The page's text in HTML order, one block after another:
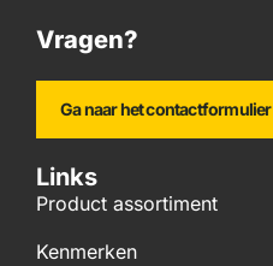
Vragen?
Ga naar het contactformulier
Links
Product assortiment
Kenmerken